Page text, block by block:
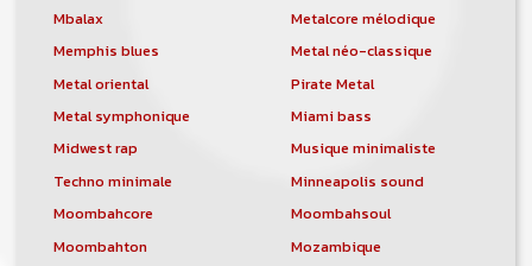
Mbalax
Metalcore mélodique
Memphis blues
Metal néo-classique
Metal oriental
Pirate Metal
Metal symphonique
Miami bass
Midwest rap
Musique minimaliste
Techno minimale
Minneapolis sound
Moombahcore
Moombahsoul
Moombahton
Mozambique